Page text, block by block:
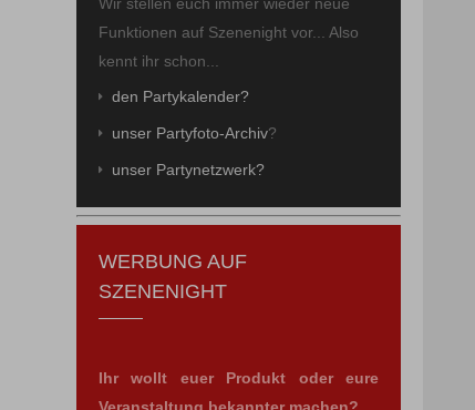
Funktionen auf Szenenight vor... Also
kennt ihr schon...
den Partykalender?
unser Partyfoto-Archiv?
unser Partynetzwerk?
WERBUNG AUF
SZENENIGHT
Ihr wollt euer Produkt oder eure